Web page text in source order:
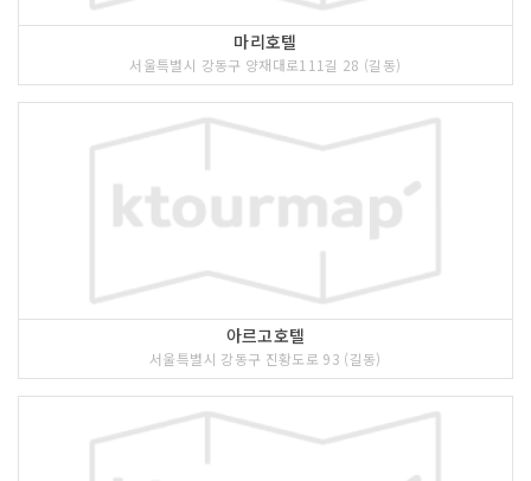
마리호텔
서울특별시 강동구 양재대로111길 28 (길동)
아르고호텔
서울특별시 강동구 진황도로 93 (길동)